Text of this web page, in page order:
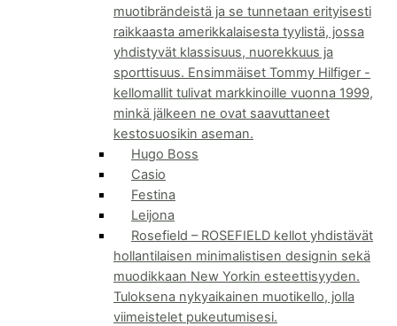
muotibrändeistä ja se tunnetaan erityisesti
raikkaasta amerikkalaisesta tyylistä, jossa
yhdistyvät klassisuus, nuorekkuus ja
sporttisuus. Ensimmäiset Tommy Hilfiger -
kellomallit tulivat markkinoille vuonna 1999,
minkä jälkeen ne ovat saavuttaneet
kestosuosikin aseman.
Hugo Boss
Casio
Festina
Leijona
Rosefield – ROSEFIELD kellot yhdistävät
hollantilaisen minimalistisen designin sekä
muodikkaan New Yorkin esteettisyyden.
Tuloksena nykyaikainen muotikello, jolla
viimeistelet pukeutumisesi.